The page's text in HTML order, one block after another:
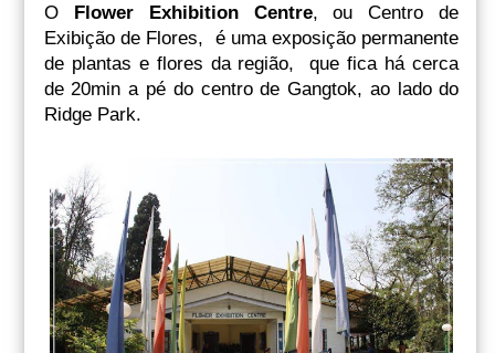
O Flower Exhibition Centre, ou Centro de
Exibição de Flores, é uma exposição permanente
de plantas e flores da região, que fica há cerca
de 20min a pé do centro de Gangtok, ao lado do
Ridge Park.